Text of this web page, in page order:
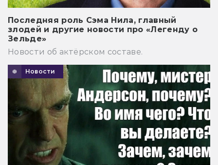
Последняя роль Сэма Нила, главный
злодей и другие новости про «Легенду о
Зельде»
Новости об актёрском составе.
Новости